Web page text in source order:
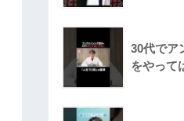
30代でア
をやって